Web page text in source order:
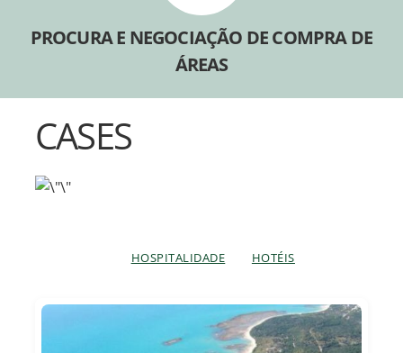
PROCURA E NEGOCIAÇÃO DE COMPRA DE
ÁREAS
CASES
HOSPITALIDADE HOTÉIS